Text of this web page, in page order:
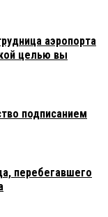
аэропорта
целью вы
подписанием
перебегавшего